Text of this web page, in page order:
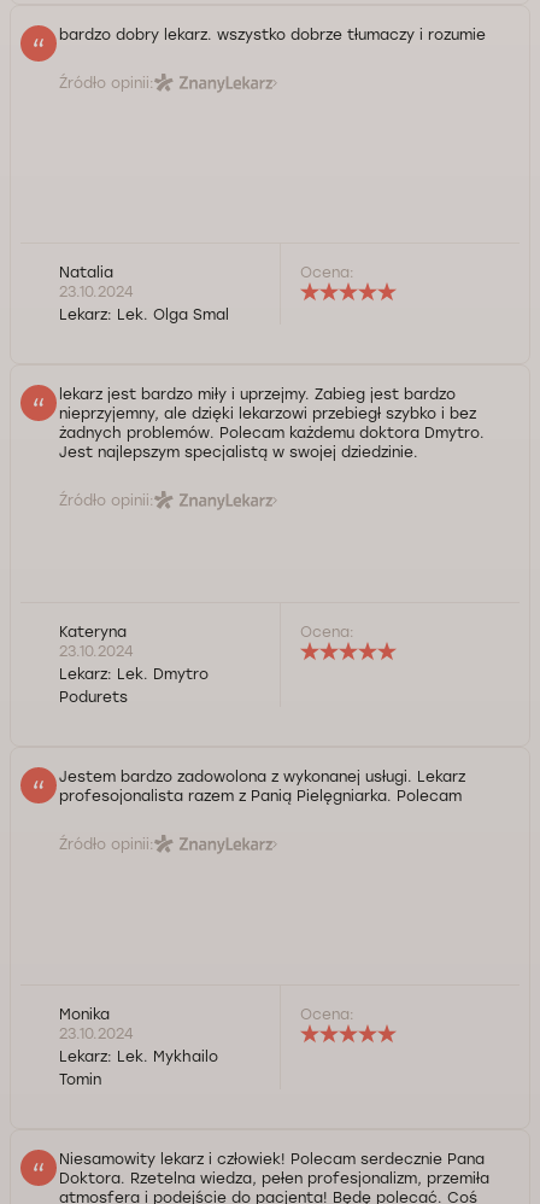
bardzo dobry lekarz. wszystko dobrze tłumaczy i rozumie
Źródło opinii:
Natalia
23.10.2024
Lekarz: Lek. Olga Smal
Ocena:
lekarz jest bardzo miły i uprzejmy. Zabieg jest bardzo
nieprzyjemny, ale dzięki lekarzowi przebiegł szybko i bez
żadnych problemów. Polecam każdemu doktora Dmytro.
Jest najlepszym specjalistą w swojej dziedzinie.
Źródło opinii:
Kateryna
23.10.2024
Lekarz: Lek. Dmytro
Podurets
Ocena:
Jestem bardzo zadowolona z wykonanej usługi. Lekarz
profesojonalista razem z Panią Pielęgniarka. Polecam
Źródło opinii:
Monika
23.10.2024
Lekarz: Lek. Mykhailo
Tomin
Ocena:
Niesamowity lekarz i człowiek! Polecam serdecznie Pana
Doktora. Rzetelna wiedza, pełen profesjonalizm, przemiła
atmosfera i podejście do pacjenta! Będę polecać. Coś